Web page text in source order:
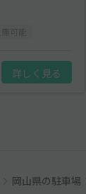
詳しく見る
岡山県の駐車場